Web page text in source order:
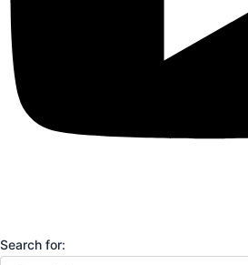
Search for: